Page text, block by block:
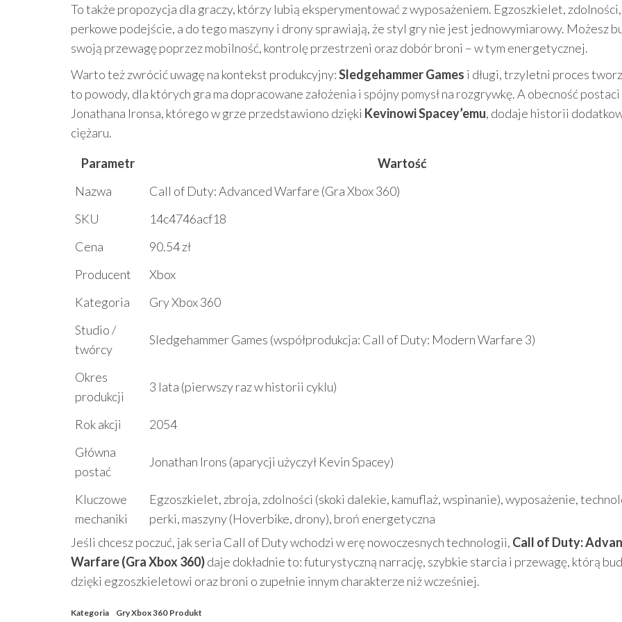
To także propozycja dla graczy, którzy lubią eksperymentować z wyposażeniem. Egzoszkielet, zdolności,
perkowe podejście, a do tego maszyny i drony sprawiają, że styl gry nie jest jednowymiarowy. Możesz
swoją przewagę poprzez mobilność, kontrolę przestrzeni oraz dobór broni – w tym energetycznej.
Warto też zwrócić uwagę na kontekst produkcyjny:Sledgehammer Games i długi, trzyletni proces
to powody, dla których gra ma dopracowane założenia i spójny pomysł na rozgrywkę. A obecność postaci
Jonathana Ironsa, którego w grze przedstawiono dzięki Kevinowi Spacey’emu, dodaje historii
ciężaru.
Parametr
Wartość
Nazwa
Call of Duty: Advanced Warfare (Gra Xbox 360)
SKU
14c4746acf18
Cena
90.54 zł
Producent
Xbox
Kategoria
Gry Xbox 360
Studio /
twórcy
Sledgehammer Games (współprodukcja: Call of Duty: Modern Warfare 3)
Okres
produkcji
3 lata (pierwszy raz w historii cyklu)
Rok akcji
2054
Główna
postać
Jonathan Irons (aparycji użyczył Kevin Spacey)
Kluczowe
mechaniki
Egzoszkielet, zbroja, zdolności (skoki dalekie, kamuflaż, wspinanie), wyposażenie,
perki, maszyny (Hoverbike, drony), broń energetyczna
Jeśli chcesz poczuć, jak seria Call of Duty wchodzi w erę nowoczesnych technologii, Call of Duty:
Warfare (Gra Xbox 360)daje dokładnie to: futurystyczną narrację, szybkie starcia i przewagę, którą
dzięki egzoszkieletowi oraz broni o zupełnie innym charakterze niż wcześniej.
Kategoria Gry Xbox 360 Produkt